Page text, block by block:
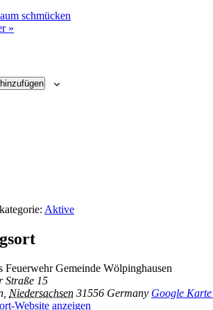
schmücken
»
Aktive
Feuerwehr Gemeinde Wölpinghausen
Straße 15
Niedersachsen 31556 Germany Google
Website anzeigen